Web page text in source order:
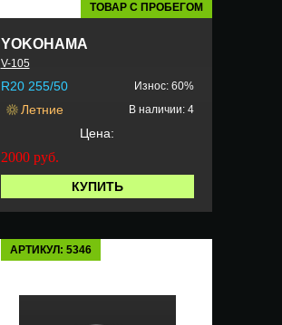
ТОВАР С ПРОБЕГОМ
YOKOHAMA
V-105
R20 255/50 Износ: 60%
Летние В наличии: 4
Цена:
2000 руб.
КУПИТЬ
АРТИКУЛ: 5346